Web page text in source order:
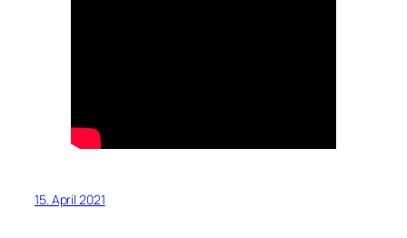
15. April 2021